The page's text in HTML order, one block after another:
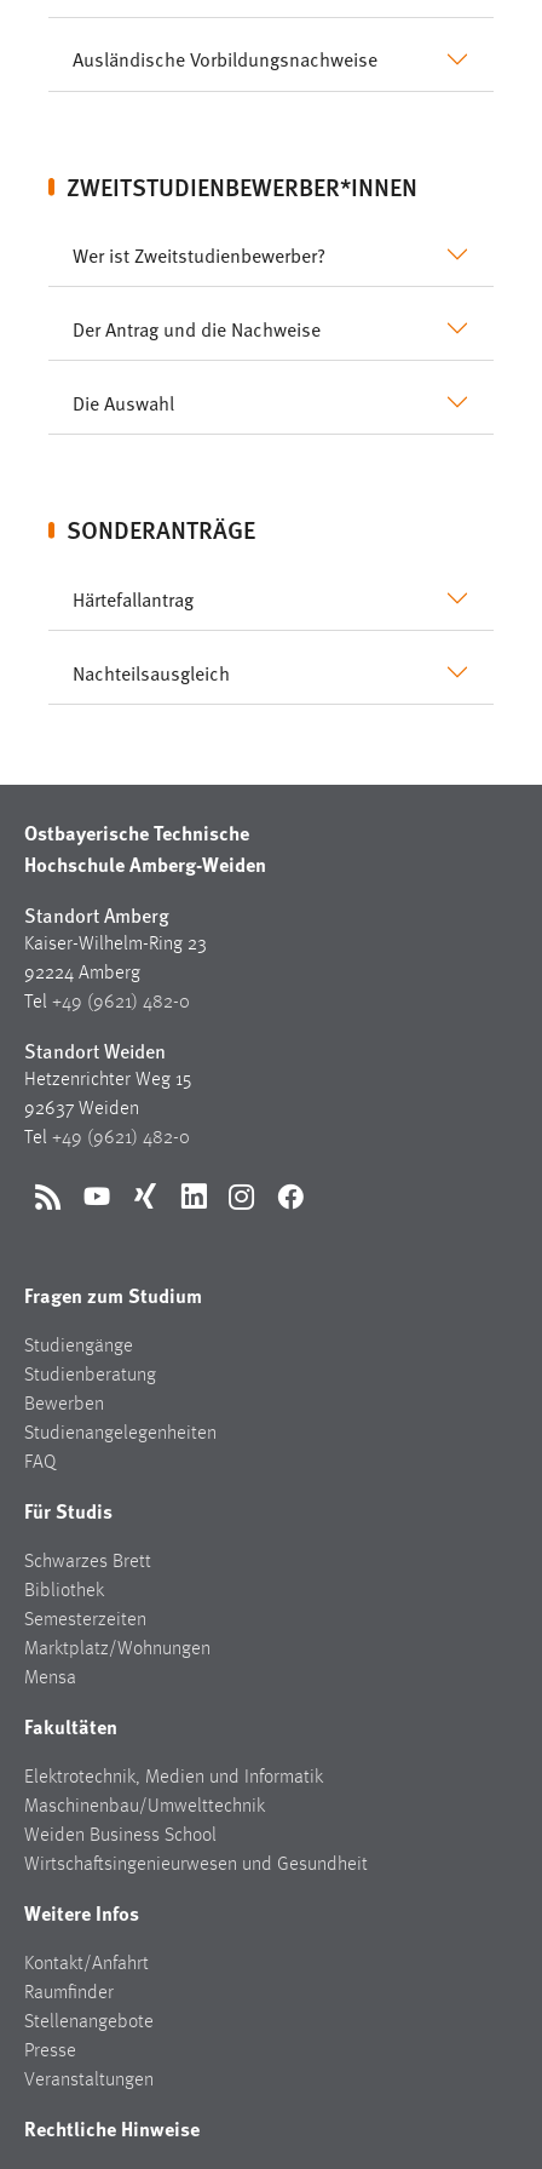
Ausländische Vorbildungsnachweise
ZWEITSTUDIENBEWERBER*INNEN
Wer ist Zweitstudienbewerber?
Der Antrag und die Nachweise
Die Auswahl
SONDERANTRÄGE
Härtefallantrag
Nachteilsausgleich
Ostbayerische Technische
Hochschule Amberg-Weiden
Standort Amberg
Kaiser-Wilhelm-Ring 23
92224 Amberg
Tel +49 (9621) 482-0
Standort Weiden
Hetzenrichter Weg 15
92637 Weiden
Tel +49 (9621) 482-0
RSS YouTubeXing LinkedInInstagramFacebook
Fragen zum Studium
Studiengänge
Studienberatung
Bewerben
Studienangelegenheiten
FAQ
Für Studis
Schwarzes Brett
Bibliothek
Semesterzeiten
Marktplatz/Wohnungen
Mensa
Fakultäten
Elektrotechnik, Medien und Informatik
Maschinenbau/Umwelttechnik
Weiden Business School
Wirtschaftsingenieurwesen und Gesundheit
Weitere Infos
Kontakt/Anfahrt
Raumfinder
Stellenangebote
Presse
Veranstaltungen
Rechtliche Hinweise